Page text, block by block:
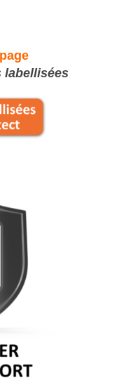
labellisées